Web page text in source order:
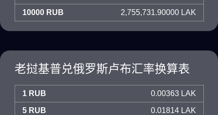
10000 RUB 2,755,731.90000 LAK
老挝基普兑俄罗斯卢布汇率换算表
1 RUB 0.00363 LAK
5 RUB 0.01814 LAK